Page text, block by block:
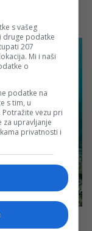
s vašeg
druge podatke
207
Mi i naši
o
podatke na
s tim, u
vezu pri
za upravljanje
privatnosti i